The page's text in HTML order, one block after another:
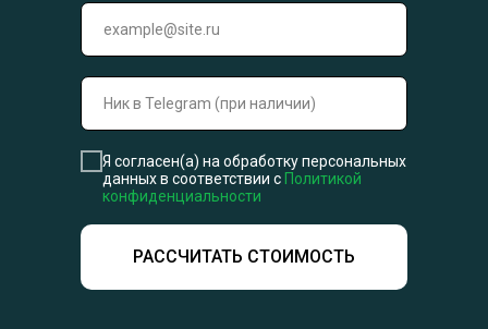
Я согласен(а) на обработку персональных
данных в соответствии с Политикой
конфиденциальности
РАССЧИТАТЬ СТОИМОСТЬ